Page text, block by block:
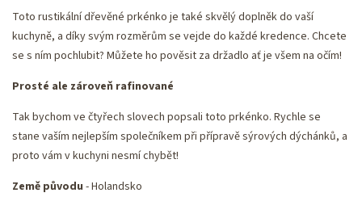
Toto rustikální dřevěné prkénko je také skvělý doplněk do vaší
kuchyně, a díky svým rozměrům se vejde do každé kredence. Chcete
se s ním pochlubit? Můžete ho pověsit za držadlo ať je všem na očím!
Prosté ale zároveň rafinované
Tak bychom ve čtyřech slovech popsali toto prkénko. Rychle se
stane vaším nejlepším společníkem při přípravě sýrových dýchánků, a
proto vám v kuchyni nesmí chybět!
Země původu - Holandsko